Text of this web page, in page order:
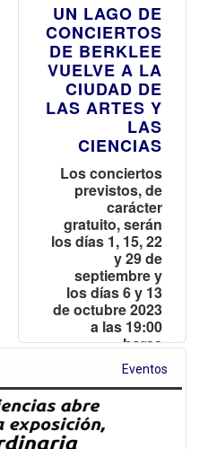
UN LAGO DE
CONCIERTOS
DE BERKLEE
VUELVE A LA
CIUDAD DE
LAS ARTES Y
LAS
CIENCIAS
Los conciertos
previstos, de
carácter
gratuito, serán
los días 1, 15, 22
y 29 de
septiembre y
los días 6 y 13
de octubre 2023
a las 19:00
horas
Eventos